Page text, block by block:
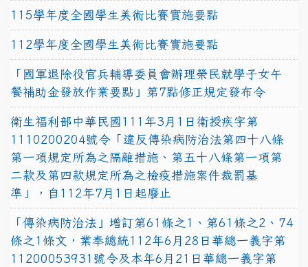
115學年度全國學生美術比賽實施要點
112學年度全國學生美術比賽實施要點
「國軍退除役官兵輔導委員會辦理榮民就學子女午
餐補助金發放作業要點」第7點修正規定發布令
衛生福利部中華民國111年3月1日衛授疾字第
1110200204號令「違反傳染病防治法第四十八條
第一項規定所為之隔離措施、第五十八條第一項第
二款及第四款規定所為之檢疫措施案件裁罰基
準」，自112年7月1日起廢止
「傳染病防治法」增訂第61條之1、第61條之2、74
條之1條文，業奉總統112年6月28日華總一義字第
11200053931號令及本年6月21日華總一義字第